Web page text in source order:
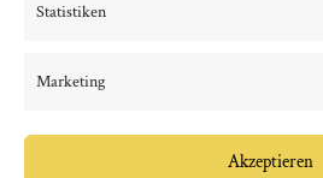
Statistiken
Marketing
Akzeptieren